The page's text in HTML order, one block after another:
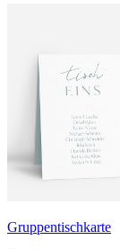
Gruppentischkarte